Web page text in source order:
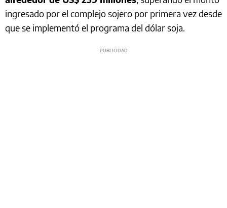
ingresado por el complejo sojero por primera vez desde
que se implementó el programa del dólar soja.